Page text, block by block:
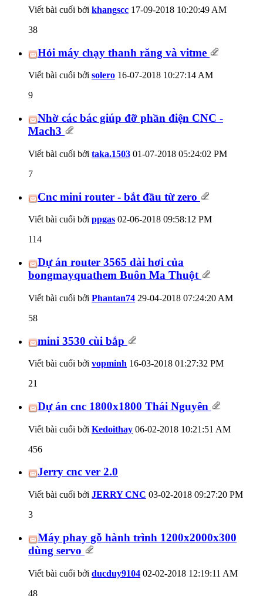
Viết bài cuối bởi khangscc 17-09-2018 10:20:49 AM
38
Hỏi máy chạy thanh răng và vitme
Viết bài cuối bởi solero 16-07-2018 10:27:14 AM
9
Nhờ các bác giúp đỡ phần điện CNC -
Mach3
Viết bài cuối bởi taka.1503 01-07-2018 05:24:02 PM
7
Cnc mini router - bắt đầu từ zero
Viết bài cuối bởi ppgas 02-06-2018 09:58:12 PM
114
Dự án router 3565 dài hơi của
bongmayquathem Buôn Ma Thuột
Viết bài cuối bởi Phantan74 29-04-2018 07:24:20 AM
58
mini 3530 cùi bắp
Viết bài cuối bởi vopminh 16-03-2018 01:27:32 PM
21
Dự án cnc 1800x1800 Thái Nguyên
Viết bài cuối bởi Kedoithay 06-02-2018 10:21:51 AM
456
Jerry cnc ver 2.0
Viết bài cuối bởi JERRY CNC 03-02-2018 09:27:20 PM
3
Máy phay gỗ hành trình 1200x2000x300
dùng servo
Viết bài cuối bởi ducduy9104 02-02-2018 12:19:11 AM
48